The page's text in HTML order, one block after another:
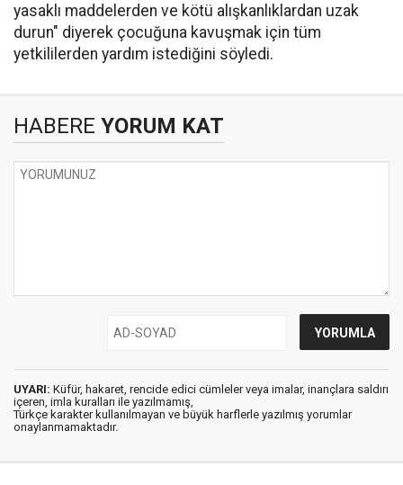
yasaklı maddelerden ve kötü alışkanlıklardan uzak
durun" diyerek çocuğuna kavuşmak için tüm
yetkililerden yardım istediğini söyledi.
HABERE YORUM KAT
UYARI: Küfür, hakaret, rencide edici cümleler veya imalar, inançlara saldırı
içeren, imla kuralları ile yazılmamış,
Türkçe karakter kullanılmayan ve büyük harflerle yazılmış yorumlar
onaylanmamaktadır.